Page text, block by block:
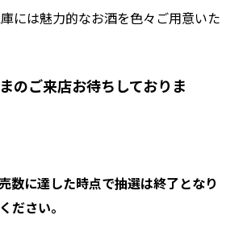
には魅力的なお酒を色々ご用意いた
のご来店お待ちしておりま
数に達した時点で抽選は終了となり
ださい。